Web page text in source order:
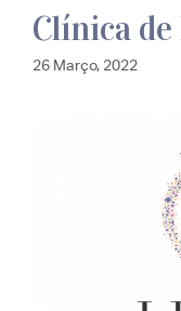
Clínica
26 Março, 2022